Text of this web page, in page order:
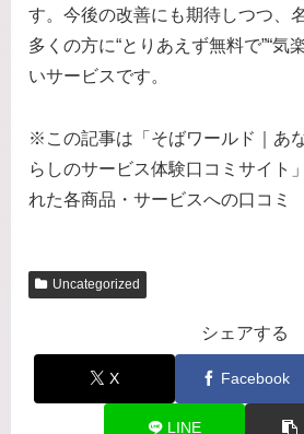
す。今後の改善にも期待しつつ、
多くの方に“とりあえず無料で”“気
いサービスです。
※この記事は「そばワールド｜あ
らしのサービス体験口コミサイト
れた各商品・サービスへの口コミ
Uncategorized
シェアする
X Facebook
LINE